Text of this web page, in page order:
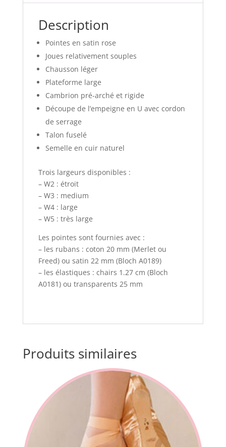
Description
Pointes en satin rose
Joues relativement souples
Chausson léger
Plateforme large
Cambrion pré-arché et rigide
Découpe de l’empeigne en U avec cordon
de serrage
Talon fuselé
Semelle en cuir naturel
Trois largeurs disponibles :
– W2 : étroit
– W3 : medium
– W4 : large
– W5 : très large
Les pointes sont fournies avec :
– les rubans : coton 20 mm (Merlet ou
Freed) ou satin 22 mm (Bloch A0189)
– les élastiques : chairs 1.27 cm (Bloch
A0181) ou transparents 25 mm
Produits similaires